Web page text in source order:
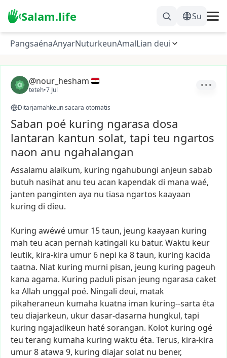
Salam.life Su
PangsaénaAnyarNuturkeunAmalLian deui
@nour_hesham
teteh•7 Jul
Ditarjamahkeun sacara otomatis
Saban poé kuring ngarasa dosa
lantaran kantun solat, tapi teu ngartos
naon anu ngahalangan
Assalamu alaikum, kuring ngahubungi anjeun sabab
butuh nasihatanu teu acan kapendak di mana waé,
janten panginten aya nu tiasa ngartos kaayaan
kuring di dieu.
Kuring awéwé umur 15taun, jeung kaayaan kuring
mah teu acan pernah katingali ku batur. Waktu keur
leutik, kira-kira umur 6 nepi ka 8taun, kuring kacida
taatna. Niat kuring murni pisan, jeung kuring pageuh
kana agama. Kuring paduli pisan jeung ngarasa caket
ka Allah unggal poé. Ningali deui, matak
pikaheraneun kumaha kuatna iman kuring--sarta éta
teu diajarkeun, ukur dasar-dasarna hungkul, tapi
kuring ngajadikeun hatésorangan. Kolot kuring ogé
teu terang kumaha kuring waktu éta. Terus, kira-kira
umur8atawa 9, kuring diajarsolat nu bener,